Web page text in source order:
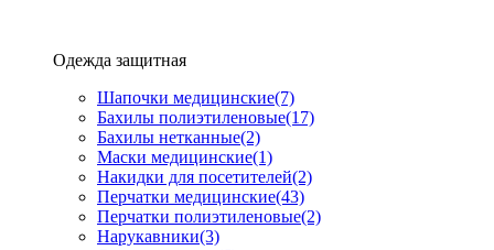
Одежда защитная
Шапочки медицинские(7)
Бахилы полиэтиленовые(17)
Бахилы нетканные(2)
Маски медицинские(1)
Накидки для посетителей(2)
Перчатки медицинские(43)
Перчатки полиэтиленовые(2)
Нарукавники(3)